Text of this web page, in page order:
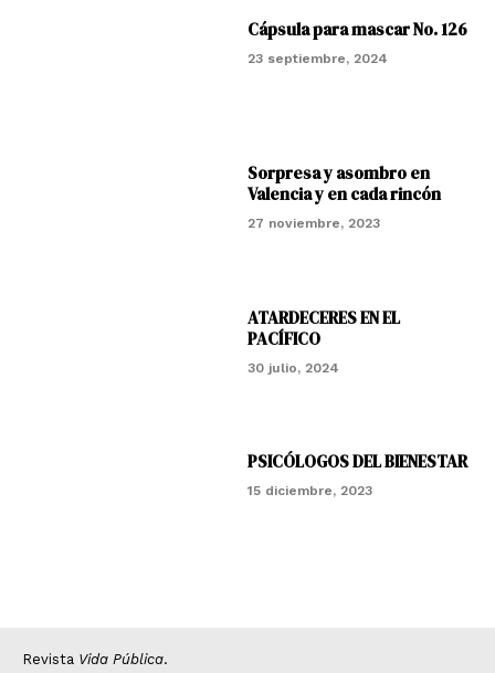
Cápsula para mascar No. 126
23 septiembre, 2024
Sorpresa y asombro en
Valencia y en cada rincón
27 noviembre, 2023
ATARDECERES EN EL
PACÍFICO
30 julio, 2024
PSICÓLOGOS DEL BIENESTAR
15 diciembre, 2023
Revista Vida Pública.